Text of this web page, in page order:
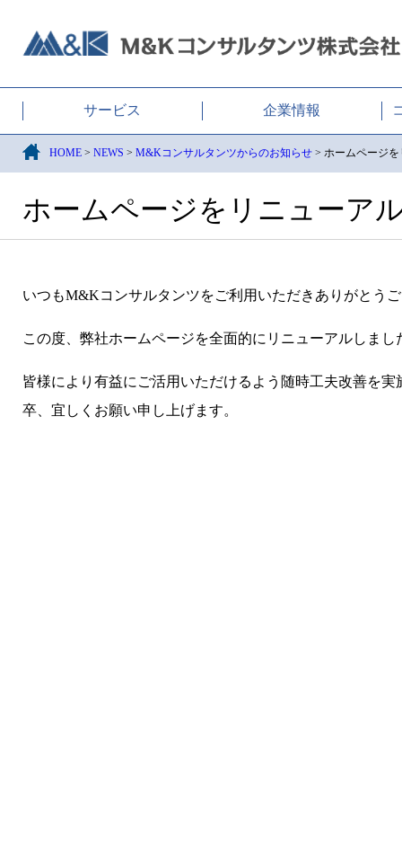
M&Kコンサルタンツ株式会社
サービス 企業情報
HOME > NEWS > M&Kコンサルタンツからのお知らせ > ホームページ
ホームページをリニューア
いつもM&Kコンサルタンツをご利用いただきありがとう
この度、弊社ホームページを全面的にリニューアルしまし
皆様により有益にご活用いただけるよう随時工夫改善を
卒、宜しくお願い申し上げます。